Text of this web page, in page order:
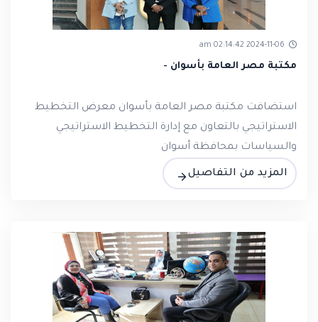
2024-11-06 02:14:42 am
مكتبة مصر العامة بأسوان -
استضافت مكتبة مصر العامة بأسوان معرض التخطيط
الاستراتيجي بالتعاون مع إدارة التخطيط الاستراتيجي
والسياسات بمحافظة أسوان
المزيد من التفاصيل